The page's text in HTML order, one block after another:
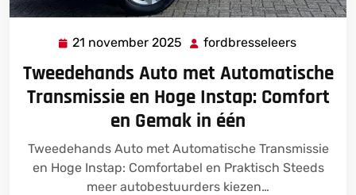
21 november 2025 21
2025
fordbresseleers
Tweedehands Auto met Automatische
Transmissie en Hoge Instap: Comfort
en Gemak in één
Tweedehands Auto met Automatische Transmissie
en Hoge Instap: Comfortabel en Praktisch Steeds
meer autobestuurders kiezen…